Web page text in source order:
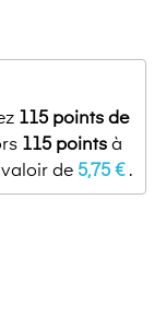
115points de
115pointsà
de 5,75 €.